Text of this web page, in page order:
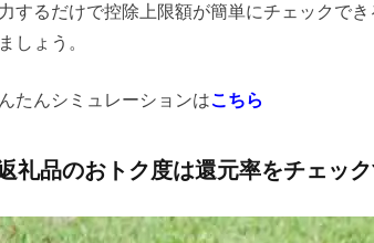
するだけで控除上限額が簡単にチェックで
しょう。
たんシミュレーションはこちら
礼品のおトク度は還元率をチェッ